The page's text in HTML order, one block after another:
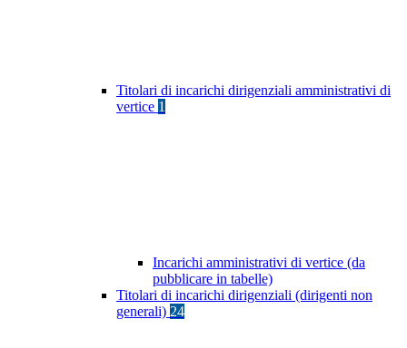
Titolari di incarichi dirigenziali amministrativi di
vertice 1
Incarichi amministrativi di vertice (da
pubblicare in tabelle)
Titolari di incarichi dirigenziali (dirigenti non
generali) 24